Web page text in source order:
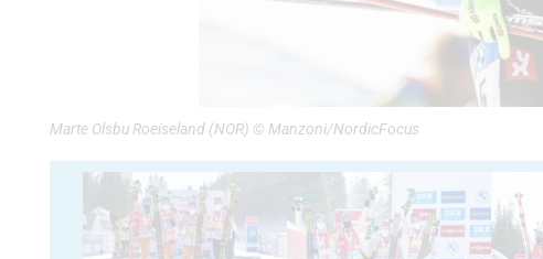
Marte Olsbu Roeiseland (NOR) © Manzoni/NordicFocus